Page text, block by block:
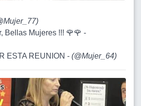
)
Bellas Mujeres !!! 🌹🌹 -
ESTA REUNION - (@Mujer_64)